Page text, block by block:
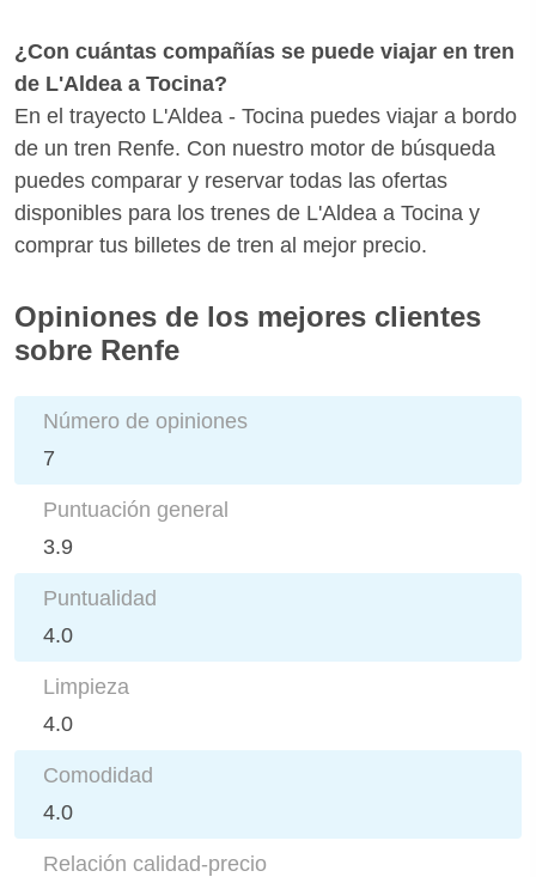
¿Con cuántas compañías se puede viajar en tren
de L'Aldea a Tocina?
En el trayecto L'Aldea - Tocina puedes viajar a bordo
de un tren Renfe. Con nuestro motor de búsqueda
puedes comparar y reservar todas las ofertas
disponibles para los trenes de L'Aldea a Tocina y
comprar tus billetes de tren al mejor precio.
Opiniones de los mejores clientes
sobre Renfe
Número de opiniones
7
Puntuación general
3.9
Puntualidad
4.0
Limpieza
4.0
Comodidad
4.0
Relación calidad-precio